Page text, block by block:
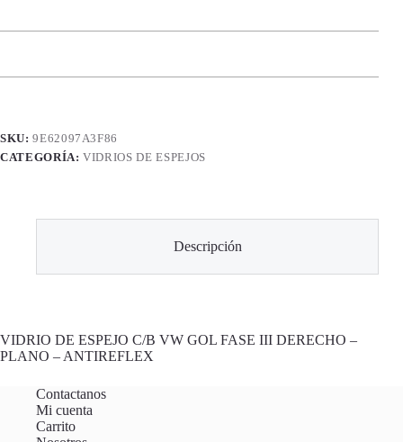
SKU:9E62097A3F86
CATEGORÍA:VIDRIOS DE ESPEJOS
Descripción
VIDRIO DE ESPEJO C/B VW GOL FASE III DERECHO –
PLANO – ANTIREFLEX
Contactanos
Mi cuenta
Carrito